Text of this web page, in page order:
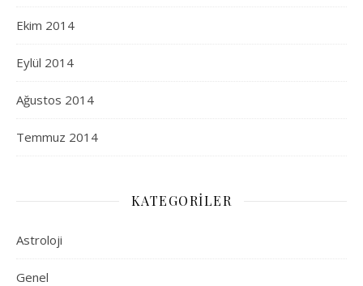
Ekim 2014
Eylül 2014
Ağustos 2014
Temmuz 2014
KATEGORILER
Astroloji
Genel